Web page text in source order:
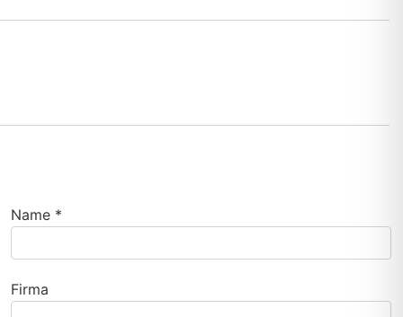
Name *
Firma